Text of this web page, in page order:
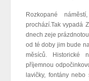
Rozkopané
prochází.Tak vypadá
dnech zeje
od té doby jim bude
měsíců. Historické
příjemnou
lavičky, fontány